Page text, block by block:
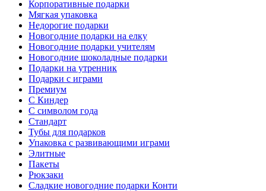
Корпоративные подарки
Мягкая упаковка
Недорогие подарки
Новогодние подарки на елку
Новогодние подарки учителям
Новогодние шоколадные подарки
Подарки на утренник
Подарки с играми
Премиум
С Киндер
С символом года
Стандарт
Тубы для подарков
Упаковка с развивающими играми
Элитные
Пакеты
Рюкзаки
Сладкие новогодние подарки Конти